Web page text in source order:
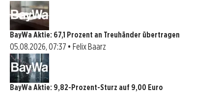
BayWa Aktie: 67,1 Prozent an Treuhänder übertragen
05.08.2026, 07:37 • Felix Baarz
BayWa Aktie: 9,82-Prozent-Sturz auf 9,00 Euro